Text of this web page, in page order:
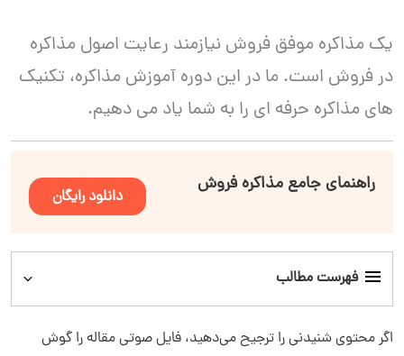
یک مذاکره موفق فروش نیازمند رعایت اصول مذاکره
در فروش است. ما در این دوره آموزش مذاکره، تکنیک
های مذاکره حرفه ای را به شما یاد می دهیم.
راهنمای جامع مذاکره فروش
دانلود رایگان
فهرست مطالب
اگر محتوی شنیدنی را ترجیح می‌دهید، فایل صوتی مقاله را گوش